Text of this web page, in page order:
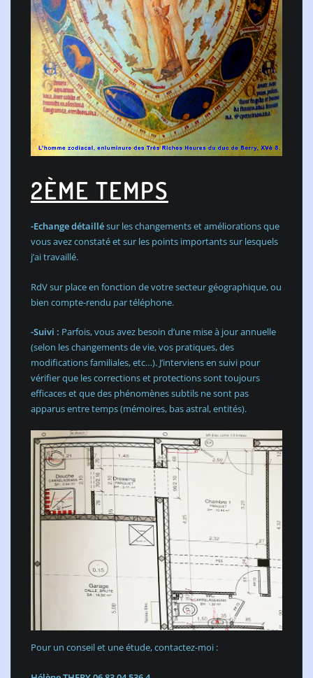
2ÈME TEMPS
-Echange détaillésur les changements et améliorations que
vous avez constaté et sur les points importants sur lesquels
j’ai travaillé.
RdV sur place en fonction de votre secteur géographique, ou
bien compte-rendu par téléphone.
-Suivi : Parfois, vous avez besoin d’une mise à jour annuelle
(selon les changements de vie, vos pratiques, des
modifications familiales, etc…). J’interviens en suivi pour
vérifier que les corrections et protections sont toujours
efficaces et que des phénomènes subtils ne sont pas
apparus entre temps (mémoires, bas astral, entités). ​
Pour un conseil et une étude, contactez-moi :